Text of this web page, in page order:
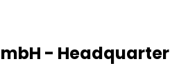
- Headquarter